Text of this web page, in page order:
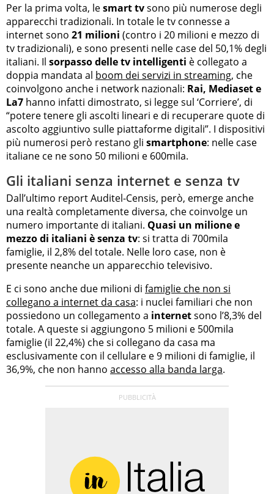
Per la prima volta, lesmart tvsono più numerose degli
apparecchi tradizionali. In totale le tv connesse a
internet sono 21 milioni (contro i 20 milioni e mezzo di
tv tradizionali), e sono presenti nelle case del 50,1% degli
italiani. Il sorpasso delle tv intelligenti è collegato a
doppia mandata al boom dei servizi in streaming, che
coinvolgono anche i network nazionali: Rai, Mediaset e
La7 hanno infatti dimostrato, si legge sul ‘Corriere’, di
“potere tenere gli ascolti lineari e di recuperare quote di
ascolto aggiuntivo sulle piattaforme digitali”. I dispositivi
più numerosi però restano gli smartphone: nelle case
italiane ce ne sono 50 milioni e 600mila.
Gli italiani senza internet e senza tv
Dall’ultimo report Auditel-Censis, però, emerge anche
una realtà completamente diversa, che coinvolge un
numero importante di italiani. Quasi un milione e
mezzo di italiani è senza tv: si tratta di 700mila
famiglie, il 2,8% del totale. Nelle loro case, non è
presente neanche un apparecchio televisivo.
E ci sono anche due milioni di famiglie che non si
collegano a internet da casa: i nuclei familiari che non
possiedono un collegamento a internetsono l’8,3% del
totale. A queste si aggiungono 5 milioni e 500mila
famiglie (il 22,4%) che si collegano da casa ma
esclusivamente con il cellulare e 9 milioni di famiglie, il
36,9%, che non hanno accesso alla banda larga.